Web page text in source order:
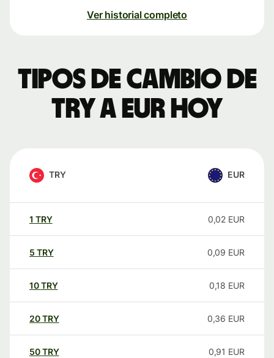
Ver historial completo
Tipos de cambio de
TRY a EUR hoy
TRY EUR
1 TRY 0,02 EUR
5 TRY 0,09 EUR
10TRY 0,18 EUR
20TRY 0,36 EUR
50TRY 0,91 EUR